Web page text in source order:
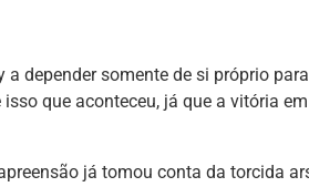
a depender somente de si próprio
que aconteceu, já que a vitória
já tomou conta da torcida